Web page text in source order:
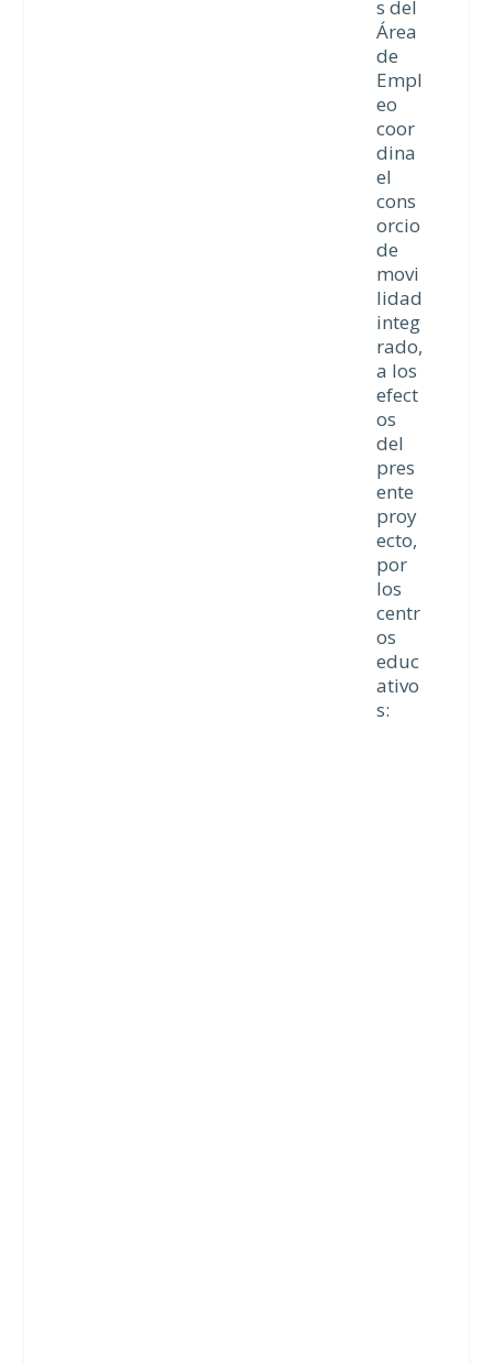
s del
Área
de
Empl
eo
coor
dina
el
cons
orcio
de
movi
lidad
integ
rado,
a los
efect
os
del
pres
ente
proy
ecto,
por
los
centr
os
educ
ativo
s: